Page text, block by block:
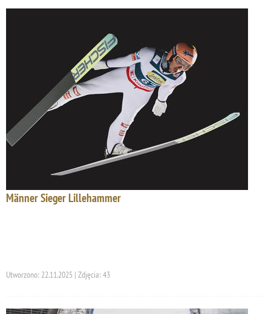
Männer Sieger Lillehammer
Utworzono: 22.11.2025 | Zdjęcia: 43